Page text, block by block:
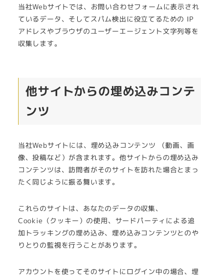
当社Webサイトでは、お問い合わせフォームに表示され
ているデータ、そしてスパム検出に役立てるための IP
アドレスやブラウザのユーザーエージェント文字列等を
収集します。
他サイトからの埋め込みコンテ
ンツ
当社Webサイトには、埋め込みコンテンツ （動画、画
像、投稿など）が含まれます。他サイトからの埋め込み
コンテンツは、訪問者がそのサイトを訪れた場合とまっ
たく同じように振る舞います。
これらのサイトは、あなたのデータの収集、
Cookie（クッキー）の使用、サードパーティによる追
加トラッキングの埋め込み、埋め込みコンテンツとのや
りとりの監視を行うことがあります。
アカウントを使ってそのサイトにログイン中の場合、埋